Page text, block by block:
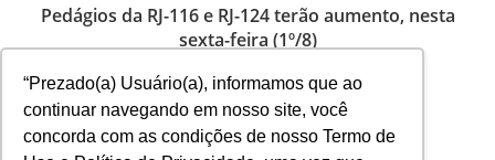
“Prezado(a) Usuário(a), informamos que ao
continuar navegando em nosso site, você
concorda com as condições de nosso Termo de
Pedágios da RJ-116 e RJ-124 terão aumento, nesta
sexta-feira (1º/8)